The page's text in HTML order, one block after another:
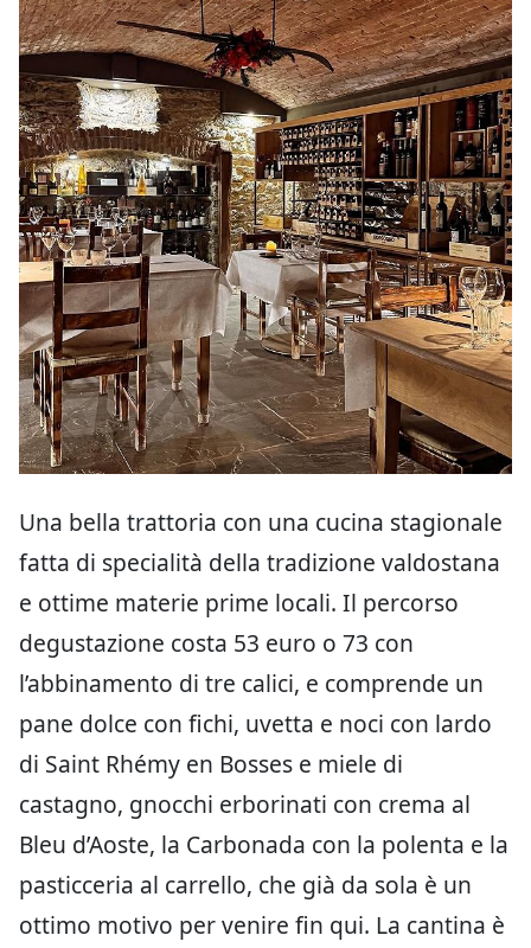
Una bella trattoria con una cucina stagionale
fatta di specialità della tradizione valdostana
e ottime materie prime locali. Il percorso
degustazione costa 53 euro o 73 con
l’abbinamento di tre calici, e comprende un
pane dolce con fichi, uvetta e noci con lardo
di Saint Rhémy en Bosses e miele di
castagno, gnocchi erborinati con crema al
Bleu d’Aoste, la Carbonada con la polenta e la
pasticceria al carrello, che già da sola è un
ottimo motivo per venire fin qui. La cantina è